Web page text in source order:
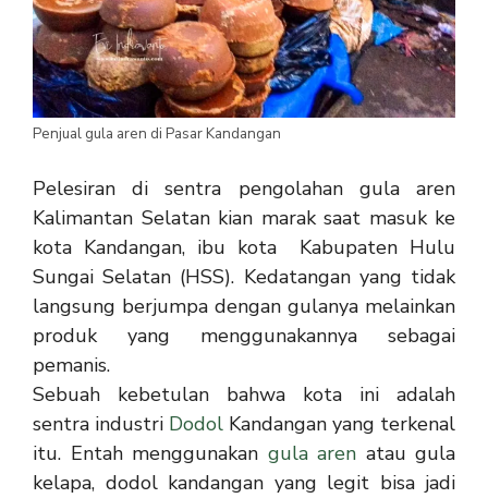
Penjual gula aren di Pasar Kandangan
Pelesiran di sentra pengolahan gula aren
Kalimantan Selatan kian marak saat masuk ke
kota Kandangan, ibu kota Kabupaten Hulu
Sungai Selatan (HSS). Kedatangan yang tidak
langsung berjumpa dengan gulanya melainkan
produk yang menggunakannya sebagai
pemanis.
Sebuah kebetulan bahwa kota ini adalah
sentra industri Dodol Kandangan yang terkenal
itu. Entah menggunakan gula aren atau gula
kelapa, dodol kandangan yang legit bisa jadi